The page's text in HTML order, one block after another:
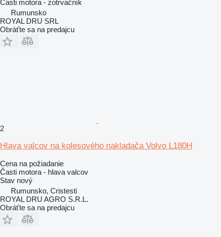
Časti motora - zotrvačník
Rumunsko
ROYAL DRU SRL
Obráťte sa na predajcu
2
Hlava valcov na kolesového nakladača Volvo L180H
Cena na požiadanie
Časti motora - hlava valcov
Stav nový
Rumunsko, Cristesti
ROYAL DRU AGRO S.R.L.
Obráťte sa na predajcu